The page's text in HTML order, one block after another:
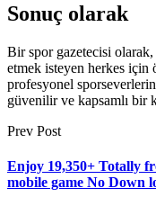
Sonuç olarak
Bir spor gazetecisi
etmek isteyen herkes için
profesyonel
güvenilir ve kapsamlı bir
Prev Post
Enjoy 19,350+ Totally
mobile game No Down